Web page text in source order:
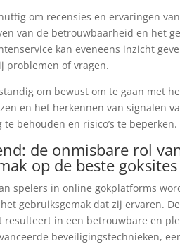
om recensies en ervaringen
van de betrouwbaarheid en het
kan eveneens inzicht
problemen of vragen.
om bewust om te gaan met
en het herkennen van signalen
behouden en risico’s te beperken.
de onmisbare rol
op de beste goksites
spelers in online gokplatforms
gebruiksgemak dat zij ervaren.
resulteert in een betrouwbare en
beveiligingstechnieken,